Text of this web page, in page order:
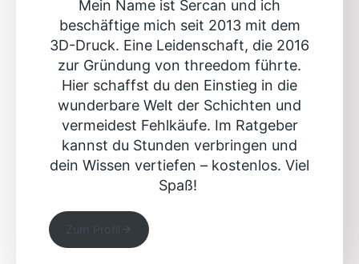
Mein Name ist Sercan und ich
beschäftige mich seit 2013 mit dem
3D-Druck. Eine Leidenschaft, die 2016
zur Gründung von threedom führte.
Hier schaffst du den Einstieg in die
wunderbare Welt der Schichten und
vermeidest Fehlkäufe. Im Ratgeber
kannst du Stunden verbringen und
dein Wissen vertiefen – kostenlos. Viel
Spaß!
Zum Profil